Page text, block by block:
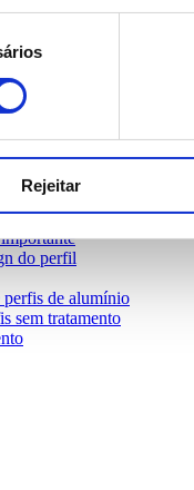
Rejeitar
do perfil
perfis de alumínio
sem tratamento